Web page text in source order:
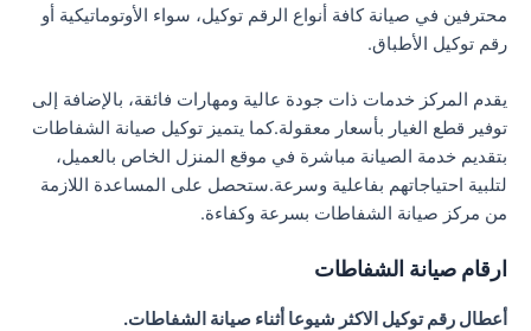
محترفين في صيانة كافة أنواع الرقم توكيل، سواء الأوتوماتيكية أو
رقم توكيل الأطباق.
يقدم المركز خدمات ذات جودة عالية ومهارات فائقة، بالإضافة إلى
توفير قطع الغيار بأسعار معقولة.كما يتميز توكيل صيانة الشفاطات
بتقديم خدمة الصيانة مباشرة في موقع المنزل الخاص بالعميل،
لتلبية احتياجاتهم بفاعلية وسرعة.ستحصل على المساعدة اللازمة
من مركز صيانة الشفاطات بسرعة وكفاءة.
ارقام صيانة الشفاطات
أعطال رقم توكيل الاكثر شيوعا أثناء صيانة الشفاطات.